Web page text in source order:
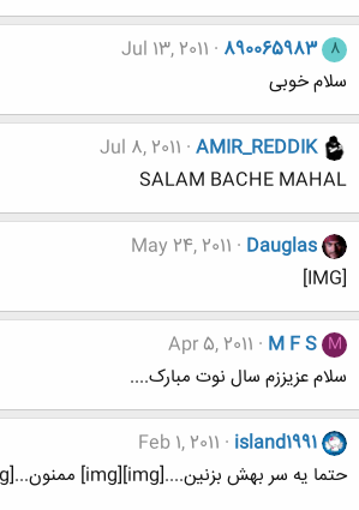
8
890065983
Jul 13, 2011
سلام خوبی
AMIR_REDDIK
Jul 8, 2011
SALAM BACHE MAHAL
Dauglas
May 24, 2011
[IMG]
M
M F S
Apr 5, 2011
سلام عزیززم سال نوت مبارک....
island1991
Feb 1, 2011
حتما یه سر بهش بزنین....[img][img] ممنون...[img]